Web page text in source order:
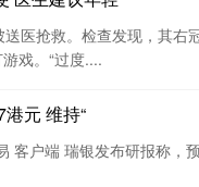
医抢救。检查发现，其右
戏。“过度....
元 维持“
客户端 瑞银发布研报称，